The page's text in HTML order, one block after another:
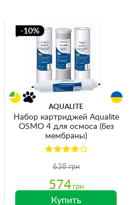
-10%
AQUALITE
Набор картриджей Aqualite
OSMO 4 для осмоса (без
мембраны)
638 грн
574 грн
Купить